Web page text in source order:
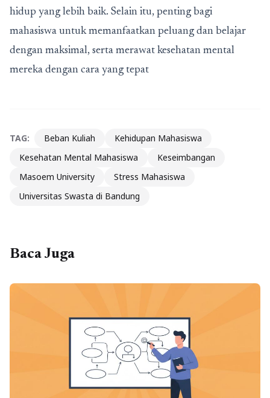
hidup yang lebih baik. Selain itu, penting bagi
mahasiswa untuk memanfaatkan peluang dan belajar
dengan maksimal, serta merawat kesehatan mental
mereka dengan cara yang tepat
TAG: Beban Kuliah
Kehidupan Mahasiswa
Kesehatan Mental Mahasiswa
Keseimbangan
Masoem University
Stress Mahasiswa
Universitas Swasta di Bandung
Baca Juga